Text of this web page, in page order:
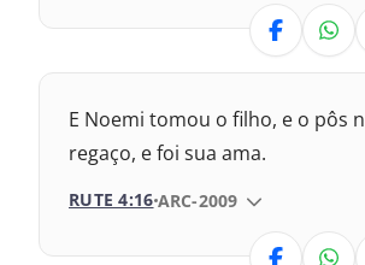
VERSÃO
Nova Versão Internacional
2017 – Nova Almeida
E Noemi tomou o filho, e o pôs
regaço, e foi sua ama.
RUTE 4:16 VERSÃO DA BÍBLIA
ARC-2009
VERSÃO